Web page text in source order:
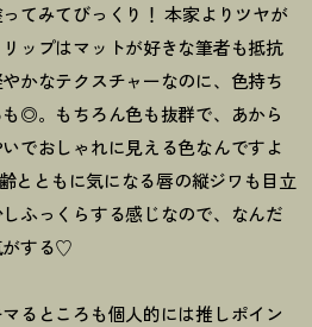
てみてびっくり ！ 本家よりツヤが
ップはマットが好きな筆者も抵抗
かなテクスチャーなのに、色持ち
◎。もちろん色も抜群で、あから
でおしゃれに見える色なんですよ
とともに気になる唇の縦ジワも目立
ふっくらする感じなので、なんだ
がする♡
るところも個人的には推しポイン